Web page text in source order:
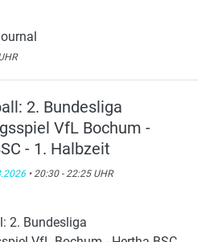
2. Bundesliga
VfL Bochum -
- 1. Halbzeit
• 20:30 - 22:25 UHR
2. Bundesliga